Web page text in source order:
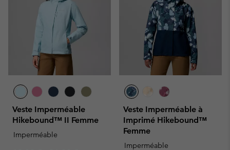
Veste Imperméable
Hikebound™ II Femme
Imperméable
Veste Imperméable à
Imprimé Hikebound™
Femme
Imperméable